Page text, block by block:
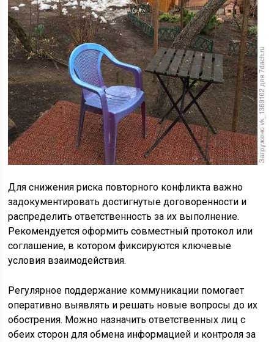
Для снижения риска повторного конфликта важно
задокументировать достигнутые договоренности и
распределить ответственность за их выполнение.
Рекомендуется оформить совместный протокол или
соглашение, в котором фиксируются ключевые
условия взаимодействия.
Регулярное поддержание коммуникации помогает
оперативно выявлять и решать новые вопросы до их
обострения. Можно назначить ответственных лиц с
обеих сторон для обмена информацией и контроля за